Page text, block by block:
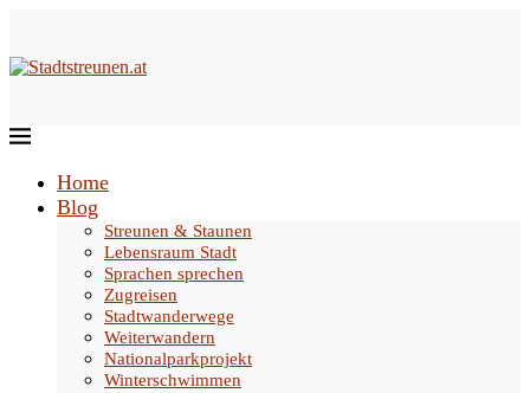
Home
Blog
Streunen & Staunen
Lebensraum Stadt
Sprachen sprechen
Zugreisen
Stadtwanderwege
Weiterwandern
Nationalparkprojekt
Winterschwimmen